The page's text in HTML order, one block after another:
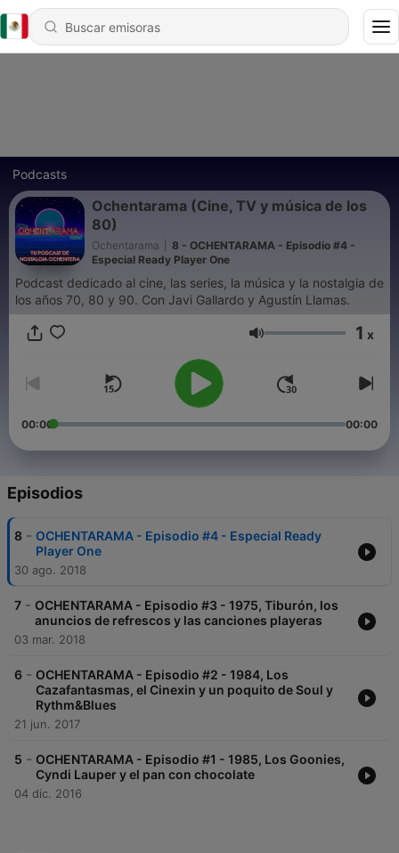
Podcasts
Ochentarama (Cine, TV y música de los
80)
Ochentarama
8 - OCHENTARAMA - Episodio #4 -
Especial Ready Player One
Podcast dedicado al cine, las series, la música y la nostalgia de
los años 70, 80 y 90. Con Javi Gallardo y Agustín Llamas.
Volumen 1 x
00:00 00:00
Episodios
8 - OCHENTARAMA - Episodio #4 - Especial Ready
Player One
30 ago. 2018
7 - OCHENTARAMA - Episodio #3 - 1975, Tiburón, los
anuncios de refrescos y las canciones playeras
03 mar. 2018
6 - OCHENTARAMA - Episodio #2 - 1984, Los
Cazafantasmas, el Cinexin y un poquito de Soul y
Rythm&Blues
21 jun. 2017
5 - OCHENTARAMA - Episodio #1 - 1985, Los Goonies,
Cyndi Lauper y el pan con chocolate
04 dic. 2016